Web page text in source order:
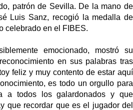
patrón de Sevilla. De la mano de
Luis Sanz, recogió la medalla de
celebrado en el FIBES.
emocionado, mostró su
en sus palabras tras
feliz y muy contento de estar aquí
es todo un orgullo para
a todos los galardonados y que
que recordar que es el jugador del